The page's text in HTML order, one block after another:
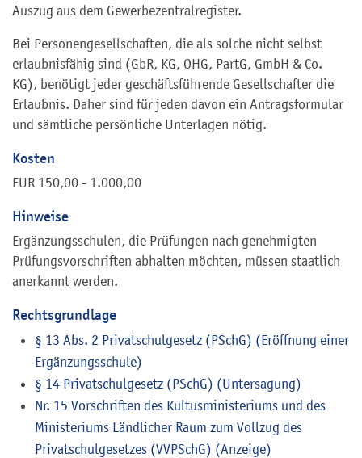
Auszug aus dem Gewerbezentralregister.
Bei Personengesellschaften, die als solche nicht selbst
erlaubnisfähig sind (GbR, KG, OHG, PartG, GmbH & Co.
KG), benötigt jeder geschäftsführende Gesellschafter die
Erlaubnis. Daher sind für jeden davon ein Antragsformular
und sämtliche persönliche Unterlagen nötig.
Kosten
EUR 150,00 - 1.000,00
Hinweise
Ergänzungsschulen, die Prüfungen nach genehmigten
Prüfungsvorschriften abhalten möchten, müssen staatlich
anerkannt werden.
Rechtsgrundlage
§ 13 Abs. 2 Privatschulgesetz (PSchG) (Eröffnung einer
Ergänzungsschule)
§ 14 Privatschulgesetz (PSchG) (Untersagung)
Nr. 15 Vorschriften des Kultusministeriums und des
Ministeriums Ländlicher Raum zum Vollzug des
Privatschulgesetzes (VVPSchG) (Anzeige)